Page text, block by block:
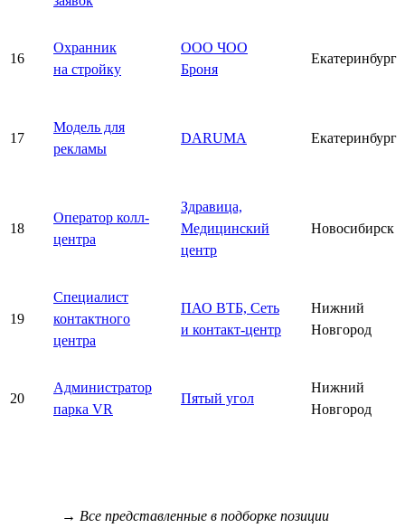
16
Охранник
на стройку
ООО ЧОО
Броня
Екатеринбург
17
Модель для
рекламы
DARUMA Екатеринбург
18
Оператор колл-
центра
Здравица,
Медицинский
центр
Новосибирск
19
Специалист
контактного
центра
ПАО ВТБ, Сеть
и контакт-центр
Нижний
Новгород
20
Администратор
парка VR
Пятый угол
Нижний
Новгород
→ Все представленные в подборке позиции